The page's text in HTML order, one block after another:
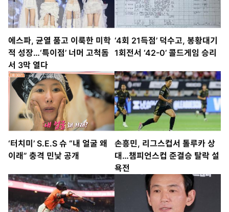
에스파, 균열 품고 이룩한 미학
적 성장…‘특이점’ 너머 고척돔
서 3막 열다
‘4회 21득점’ 덕수고, 봉황대기
1회전서 ‘42-0’ 콜드게임 승리
‘터치미’ S.E.S 슈 “내 얼굴 왜
이래” 충격 민낯 공개
손흥민, 리그스컵서 톨루카 상
대…챔피언스컵 준결승 탈락 설
욕전